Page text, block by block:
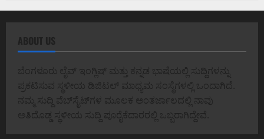
ABOUT US
ಬೆಂಗಳೂರು ಲೈವ್ ಇಂಗ್ಲಿಷ್ ಮತ್ತು ಕನ್ನಡ ಭಾಷೆಯಲ್ಲಿ ಸುದ್ದಿಗಳನ್ನು
ಪ್ರಕಟಿಸುವ ಸ್ಥಳೀಯ ಡಿಜಿಟಲ್ ಮಾಧ್ಯಮ ಸಂಸ್ಥೆಗಳಲ್ಲಿ ಒಂದಾಗಿದೆ.
ನಮ್ಮ ಸುದ್ದಿ ವೆಬ್‌ಸೈಟ್‌ಗಳ ಮೂಲಕ ಅಂತರ್ಜಾಲದಲ್ಲಿ ನಾವು
ಅತಿದೊಡ್ಡ ಸ್ಥಳೀಯ ಸುದ್ದಿ ಪೂರೈಕೆದಾರರಲ್ಲಿ ಒಬ್ಬರಾಗಿದ್ದೇವೆ.